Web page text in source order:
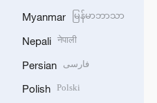
Myanmar မြန်မာဘာသာ
Nepali नेपाली
Persian فارسی
Polish Polski